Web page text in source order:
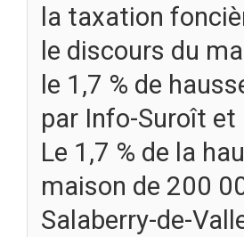
la taxation
le discours du
le 1,7 % de
par Info-Suroît et
Le 1,7 % de la
maison de 200
Salaberry-de-